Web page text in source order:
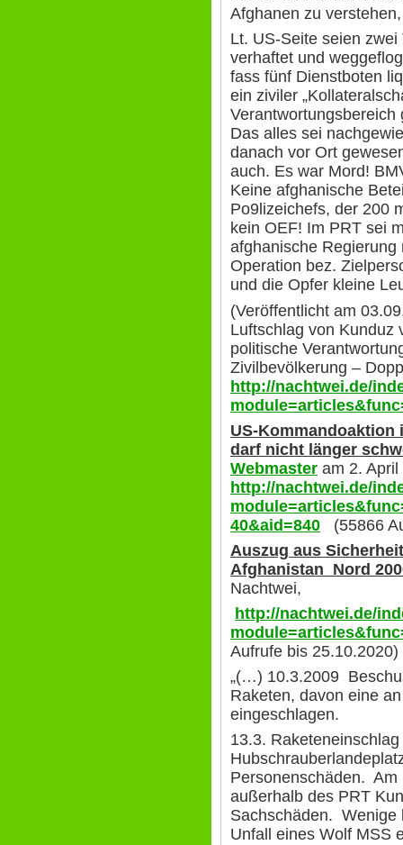
Afghanen zu
Lt. US-Seite seien
verhaftet und
fass fünf Dienstboten
ein ziviler
Verantwortungsbereich
Das alles sei
danach vor Ort
auch. Es war Mord!
Keine afghanische
Po9lizeichefs, der 200
kein OEF! Im PRT sei
afghanische
Operation bez.
und die Opfer kleine
(Veröffentlicht am
Luftschlag von Kunduz
politische
Zivilbevölkerung –
http://nachtwei.de/
US-
darf nicht länger
Webmaster am 2. April
http://nachtwei.de/
40&aid=840 (55866
Auszug aus
Afghanistan Nord
Nachtwei,
http://nachtwei.de/
Aufrufe bis 25.10.2020)
„(…) 10.3.2009
Raketen, davon eine
eingeschlagen.
13.3.
Personenschäden. Am
außerhalb des PRT
Sachschäden. Wenige
Unfall eines Wolf